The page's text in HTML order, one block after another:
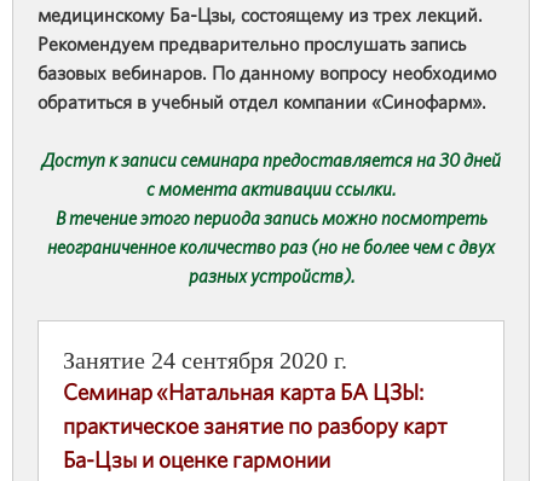
медицинскому Ба-Цзы, состоящему из трех лекций.
Рекомендуем предварительно прослушать запись
базовых вебинаров. По данному вопросу необходимо
обратиться в учебный отдел компании «Синофарм».
Доступ к записи семинара предоставляется на 30 дней
с момента активации ссылки.
В течение этого периода запись можно посмотреть
неограниченное количество раз (но не более чем с двух
разных устройств).
Занятие 24 сентября 2020 г.
Семинар «Натальная карта БА ЦЗЫ:
практическое занятие по разбору карт
Ба-Цзы и оценке гармонии